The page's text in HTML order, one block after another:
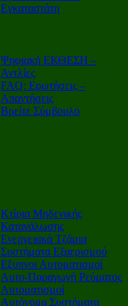
Εγκαταστάτη
Ψηφιακή ΕΚΘΕΣΗ –
Αντλίες
FAQ: Ερωτήσεις –
Απαντήσεις
Βρείτε Σύμβουλο
Κτίρια Μηδενικής
Κατανάλωσης
Ενεργειακά Τζάμια
Συστήματα Εξαερισμού
Εξυπνοι Αυτοματισμοί
Αυτο-Παραγωγή Ρεύματος
Αυτοματισμοί
Αυτόνομα Συστήματα